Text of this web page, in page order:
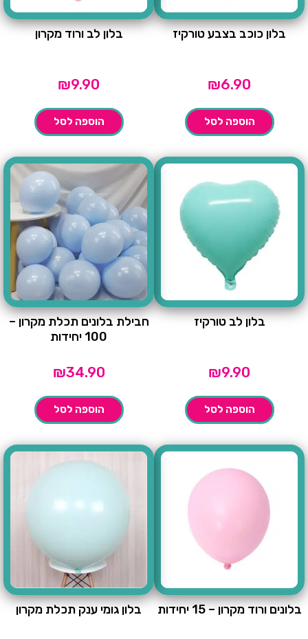
בלון כוכב בצבע טורקיז
₪6.90
הוספה לסל
בלון לב ורוד מקרון
₪9.90
הוספה לסל
בלון לב טורקיז
₪9.90
הוספה לסל
חבילת בלונים תכלת מקרון –
100 יחידות
₪34.90
הוספה לסל
בלונים ורוד מקרון – 15 יחידות בלון גומי ענק תכלת מקרון